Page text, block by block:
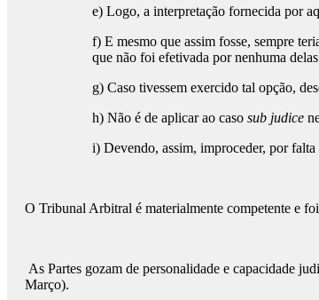
e) Logo, a interpretação fornecida por
f) E mesmo que assim fosse, sempre
que não foi efetivada por nenhuma
g) Caso tivessem exercido tal opção,
h) Não é de aplicar ao caso sub judice
i) Devendo, assim, improceder, por
O Tribunal Arbitral é materialmente competente e
As Partes gozam de personalidade e capacidade
Março).